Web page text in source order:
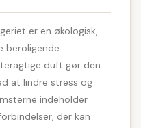
er en økologisk,
beroligende
duft gør den
at lindre stress og
indeholder
der kan